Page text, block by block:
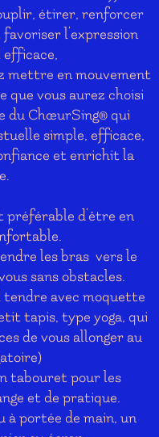
étirer, renforcer
l'expression
efficace,
mettre en mouvement
que vous aurez choisi
du ChœurSing® qui
simple, efficace,
et enrichit la
préférable d'être en
les bras vers le
sans obstacles.
tendre avec moquette
tapis, type yoga, qui
de vous allonger au
tabouret pour les
et de pratique.
à portée de main, un